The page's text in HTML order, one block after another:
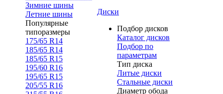
Зимние шины
Летние шины
Популярные
типоразмеры
175/65 R14
185/65 R14
185/65 R15
195/60 R16
195/65 R15
205/55 R16
Диски
Подбор дисков
Каталог дисков
Подбор по
параметрам
Тип диска
Литые диски
Стальные диски
Диаметр обода